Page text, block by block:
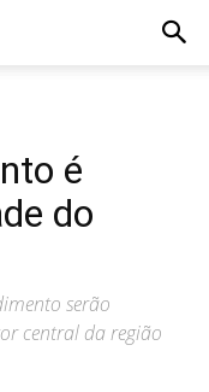
é
do
serão
central da região